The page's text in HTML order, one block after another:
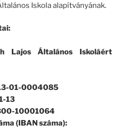
Iskola alapítványának.
Lajos Általános Iskoláért
01-0004085
13
10001064
(IBAN száma):